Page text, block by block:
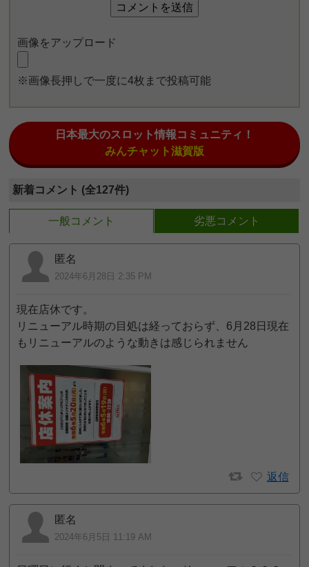
画像をアップロード
※画像長押しで一度に4枚まで投稿可能
日本最大のスロット情報コミュニティ！
みんチャット滋賀版
新着コメント (全127件)
一般コメント 劣悪コメント
匿名
2024年6月28日 2:35 PM
現在店休です。
リニューアル時期の目処は経っておらず、6月28日現在
もリニューアルのような動きは感じられません
返信
匿名
2024年6月5日 11:19 AM